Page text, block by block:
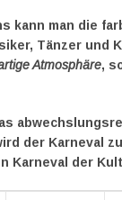
kann man die
Tänzer und
Atmosphäre,
der Karneval
Karneval der